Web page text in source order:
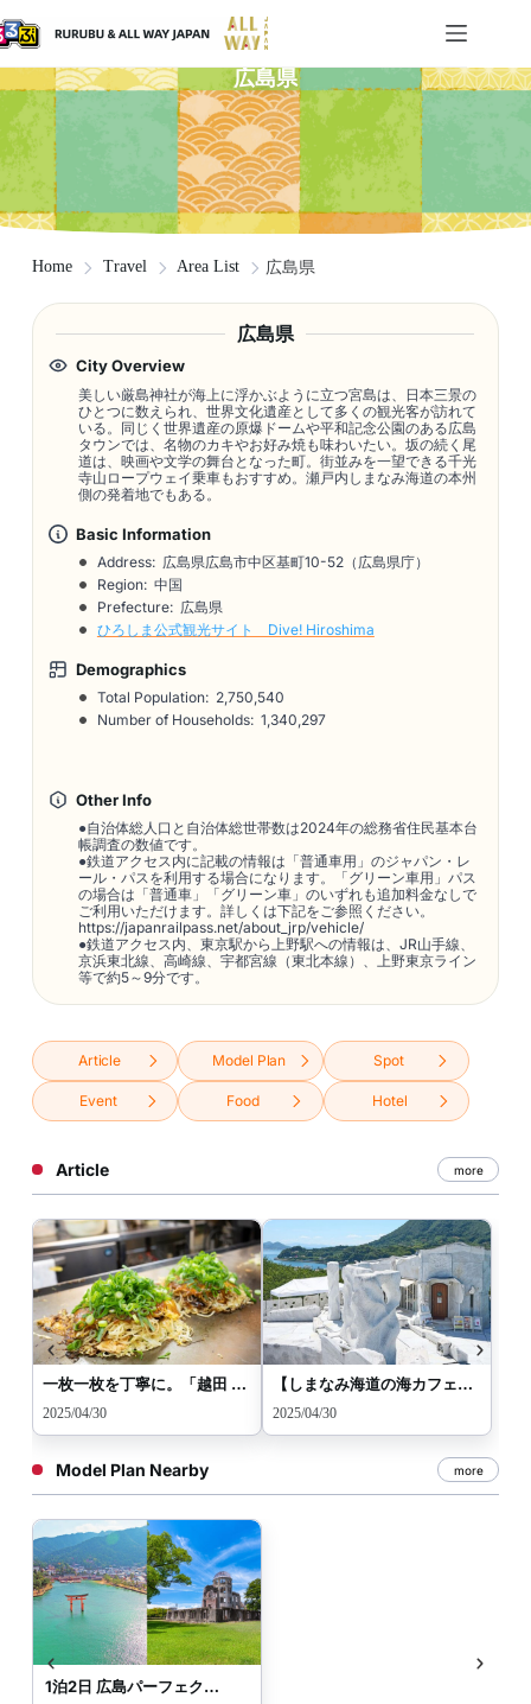
広島県
Home Travel Area List 広島県
広島県
City Overview
美しい厳島神社が海上に浮かぶように立つ宮島は、日本三景の
ひとつに数えられ、世界文化遺産として多くの観光客が訪れて
いる。同じく世界遺産の原爆ドームや平和記念公園のある広島
タウンでは、名物のカキやお好み焼も味わいたい。坂の続く尾
道は、映画や文学の舞台となった町。街並みを一望できる千光
寺山ロープウェイ乗車もおすすめ。瀬戸内しまなみ海道の本州
側の発着地でもある。
Basic Information
Address: 広島県広島市中区基町10-52（広島県庁）
Region: 中国
Prefecture: 広島県
ひろしま公式観光サイト Dive! Hiroshima
Demographics
Total Population: 2,750,540
Number of Households: 1,340,297
Other Info
●自治体総人口と自治体総世帯数は2024年の総務省住民基本台
帳調査の数値です。
●鉄道アクセス内に記載の情報は「普通車用」のジャパン・レ
ール・パスを利用する場合になります。「グリーン車用」パス
の場合は「普通車」「グリーン車」のいずれも追加料金なしで
ご利用いただけます。詳しくは下記をご参照ください。
https://japanrailpass.net/about_jrp/vehicle/
●鉄道アクセス内、東京駅から上野駅への情報は、JR山手線、
京浜東北線、高崎線、宇都宮線（東北本線）、上野東京ライン
等で約5～9分です。
Article Model Plan Spot
Event Food Hotel
Article more
一枚一枚を丁寧に。「越田 本店」のふわっと仕上げるお好み焼に注目！
2025/04/30
【しまなみ海道の海カフェ】耕三寺・未来心の丘「カフェ クオーレ」。白亜の世界で癒やしの時間
2025/04/30
Model Plan Nearby more
1泊2日 広島パーフェクトプラン【宮島～広島タウン】